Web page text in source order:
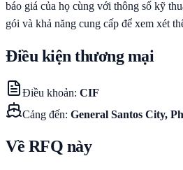
báo giá của họ cùng với thông số kỹ
gói và khả năng cung cấp để xem xét
Điều kiện thương mại
Điều khoản: CIF
Cảng đến: General Santos City,
Về RFQ này